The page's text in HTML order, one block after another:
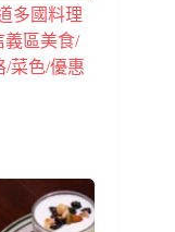
多國料理
義區美食/
/菜色/優惠